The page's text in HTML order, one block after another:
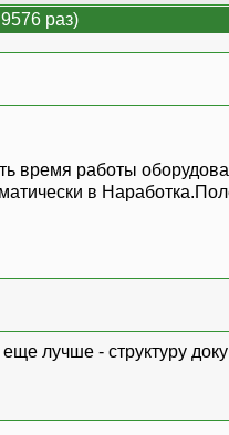
раз)
время работы
в
лучше - структуру